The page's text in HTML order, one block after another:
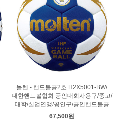
몰텐 - 핸드볼공2호 H2X5001-BW/
대한핸드볼협회 공인대회사용구/중고/
대학/실업연맹/공인구/공인핸드볼공
67,500원